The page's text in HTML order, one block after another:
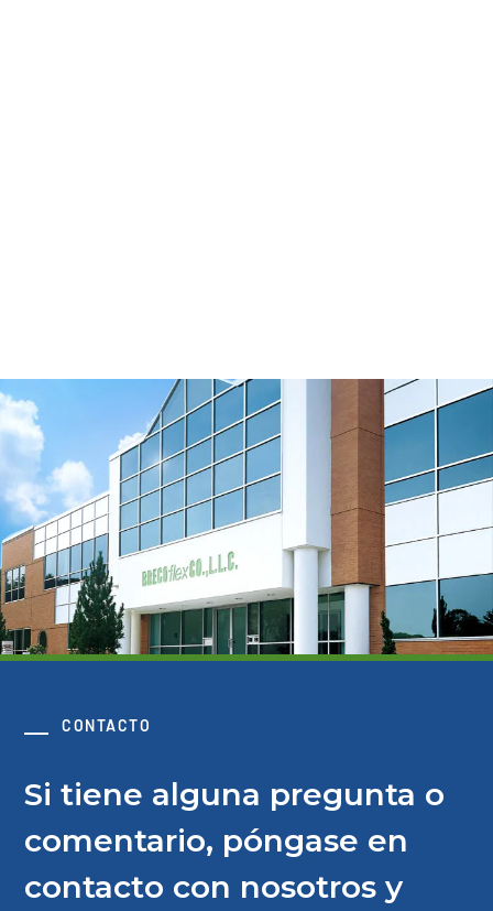
CONTACTO
Si tiene alguna pregunta o
comentario, póngase en
contacto con nosotros y